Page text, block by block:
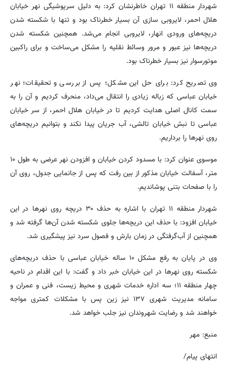
شهردار منطقه ۱۱ تهران خاطرنشان کرد: به دلیل سرپوشیگی نهر خیابان
هلال احمر، لایروبی سازی آن بسیار خطرناک بود و تنها با شکسته شدن
دریچه‌های ورودی انهار، لایروبی انجام می‌شد. همچنین شکسته شدن
دریچه‌ها نیز عبور و مرور وسائط نقلیه را مشکل می‌ساخت و برای راکبین
موتورسوار نیز بسیار خطرناک بود.
وی تصریح کرد: برای حل این مشکل؛ پس از بررسی و تحقیقات؛ نهر
خیابان عباسی که زباله زیادی را انتقال می‌داد، منحرف کردیم و آن را به
سمت کانال اصلی هدایت کردیم تا در خیابان هلال احمر، از سر خیابان
عباسی تا نبش خیابان تالشی، آب جریان پیدا نکند و بتوانیم دریچه‌های
روی نهرها را برداریم.
موسوی عنوان کرد: با مسدود کردن خیابان و افزودن نهر عرضی به طول ۱۰
متر، آسفالت خیابان مذکور از بین رفت که پس از جانمایی جدول، روی آن
را با صفحات بتنی پوشاندیم.
شهردار منطقه ۱۱ تهران با اشاره به حذف ۳۰ دریچه روی نهرها در این
خیابان افزود: با حذف این دریچه‌ها جلوی شکسته شدن آن‌ها گرفته شد و
همچنین از آب‌گرفتگی در زمان بارش و فصول سرد نیز پیشگیری شد.
وی در پایان به رفع مشکل ۱۰ ساله خیابان عباسی با حذف دریچه‌های
شکسته روی نهرها در این خیابان خبر داد و گفت: با این اقدام در ناحیه
چهار منطقه ۱۱؛ سه اداره خدمات شهری و محیط زیست، فنی و عمران و
سامانه مدیریت شهری ۱۳۷ نیز زین پس با مشکلات کمتری مواجه
خواهند شد و رضایت شهروندان نیز جلب خواهد شد.
منبع: مهر
انتهای پیام/